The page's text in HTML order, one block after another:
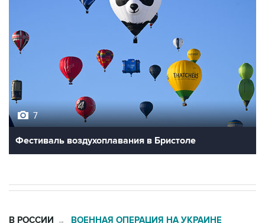
7
Фестиваль воздухоплавания в Бристоле
В РОССИИ → ВОЕННАЯ ОПЕРАЦИЯ НА УКРАИНЕ